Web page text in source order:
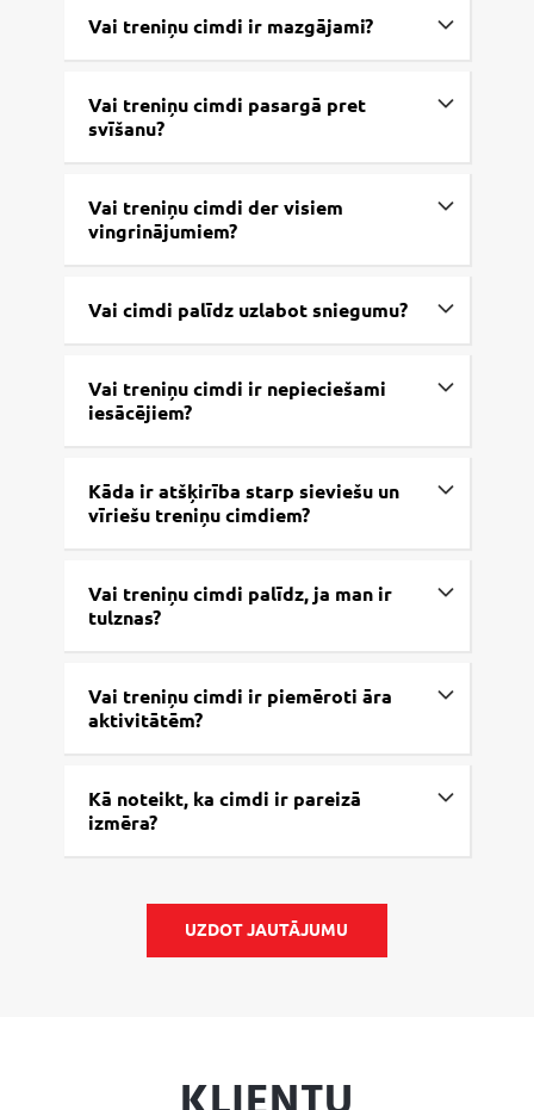
Vai treniņu cimdi ir mazgājami?
Vai treniņu cimdi pasargā pret
svīšanu?
Vai treniņu cimdi der visiem
vingrinājumiem?
Vai cimdi palīdz uzlabot sniegumu?
Vai treniņu cimdi ir nepieciešami
iesācējiem?
Kāda ir atšķirība starp sieviešu un
vīriešu treniņu cimdiem?
Vai treniņu cimdi palīdz, ja man ir
tulznas?
Vai treniņu cimdi ir piemēroti āra
aktivitātēm?
Kā noteikt, ka cimdi ir pareizā
izmēra?
UZDOT JAUTĀJUMU